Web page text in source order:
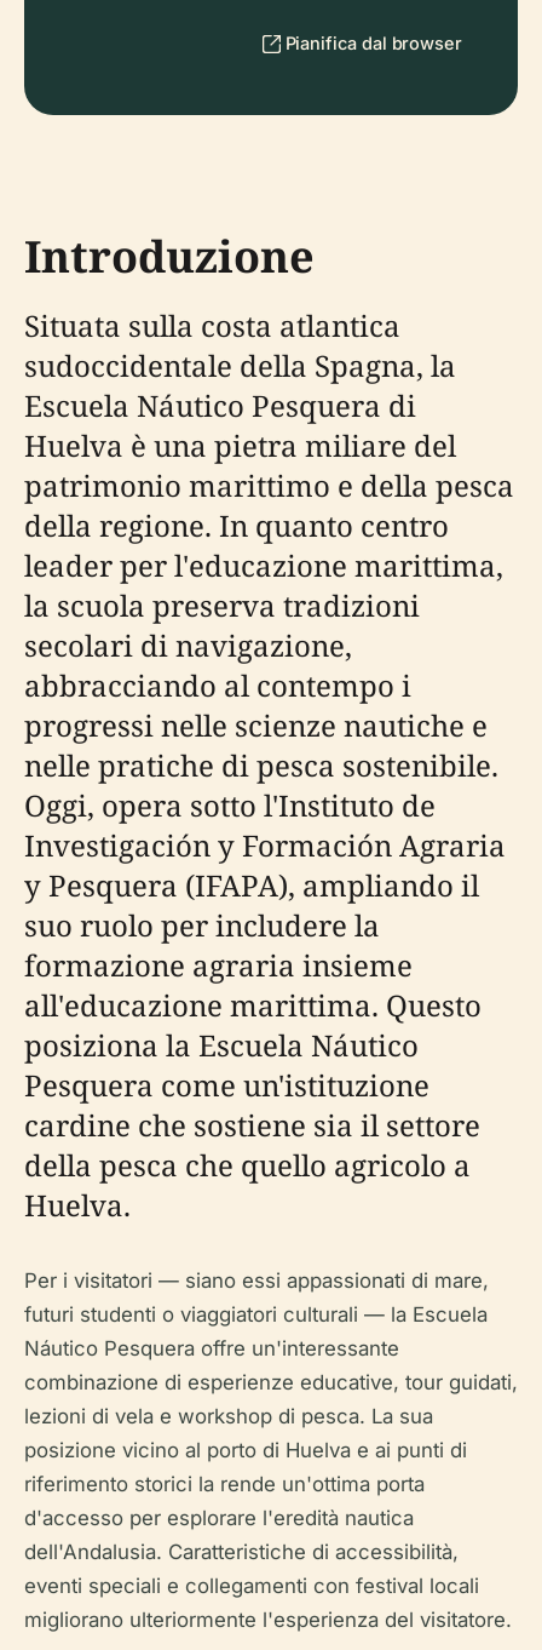
Pianifica dal browser
Introduzione
Situata sulla costa atlantica
sudoccidentale della Spagna, la
Escuela Náutico Pesquera di
Huelva è una pietra miliare del
patrimonio marittimo e della pesca
della regione. In quanto centro
leader per l'educazione marittima,
la scuola preserva tradizioni
secolari di navigazione,
abbracciando al contempo i
progressi nelle scienze nautiche e
nelle pratiche di pesca sostenibile.
Oggi, opera sotto l'Instituto de
Investigación y Formación Agraria
y Pesquera (IFAPA), ampliando il
suo ruolo per includere la
formazione agraria insieme
all'educazione marittima. Questo
posiziona la Escuela Náutico
Pesquera come un'istituzione
cardine che sostiene sia il settore
della pesca che quello agricolo a
Huelva.
Per i visitatori — siano essi appassionati di mare,
futuri studenti o viaggiatori culturali — la Escuela
Náutico Pesquera offre un'interessante
combinazione di esperienze educative, tour guidati,
lezioni di vela e workshop di pesca. La sua
posizione vicino al porto di Huelva e ai punti di
riferimento storici la rende un'ottima porta
d'accesso per esplorare l'eredità nautica
dell'Andalusia. Caratteristiche di accessibilità,
eventi speciali e collegamenti con festival locali
migliorano ulteriormente l'esperienza del visitatore.